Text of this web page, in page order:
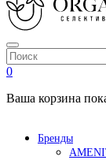
0
Ваша корзина
Бренды